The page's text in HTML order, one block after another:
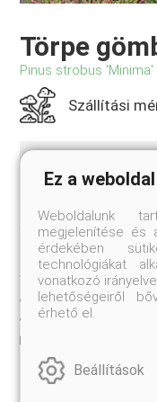
Törpe
Pinus strobus 'Minima'
Szállítási
nagyon rövidek.
Jelenleg nem
Szállítási
Ez a
Weboldalunk
megjelenítése és
érdekében
technológiákat
vonatkozó
lehetőségeiről
érhető el.
Beállítások